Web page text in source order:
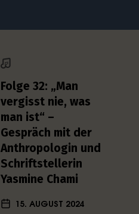
Folge 32: „Man
vergisst nie, was
man ist“ –
Gespräch mit der
Anthropologin und
Schriftstellerin
Yasmine Chami
15. AUGUST 2024